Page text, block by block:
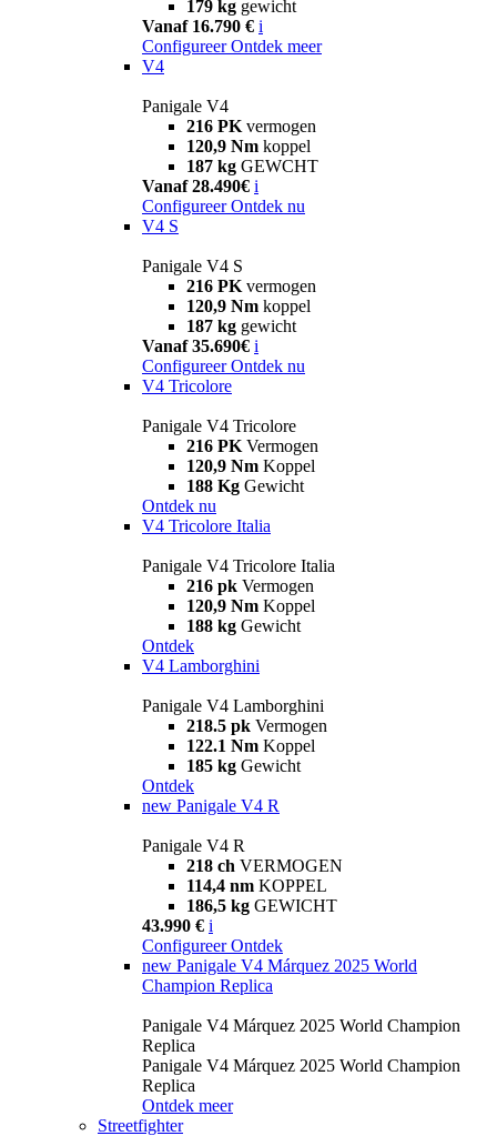
179 kg gewicht
Vanaf 16.790 € i
Configureer Ontdek meer
V4
Panigale V4
216 PK vermogen
120,9 Nm koppel
187 kg GEWCHT
Vanaf 28.490€ i
Configureer Ontdek nu
V4 S
Panigale V4 S
216 PK vermogen
120,9 Nm koppel
187 kg gewicht
Vanaf 35.690€ i
Configureer Ontdek nu
V4 Tricolore
Panigale V4 Tricolore
216 PK Vermogen
120,9 Nm Koppel
188 Kg Gewicht
Ontdek nu
V4 Tricolore Italia
Panigale V4 Tricolore Italia
216 pk Vermogen
120,9 Nm Koppel
188 kg Gewicht
Ontdek
V4 Lamborghini
Panigale V4 Lamborghini
218.5 pk Vermogen
122.1 Nm Koppel
185 kg Gewicht
Ontdek
new Panigale V4 R
Panigale V4 R
218 ch VERMOGEN
114,4 nm KOPPEL
186,5 kg GEWICHT
43.990 € i
Configureer Ontdek
new Panigale V4 Márquez 2025 World
Champion Replica
Panigale V4 Márquez 2025 World Champion
Replica
Panigale V4 Márquez 2025 World Champion
Replica
Ontdek meer
Streetfighter